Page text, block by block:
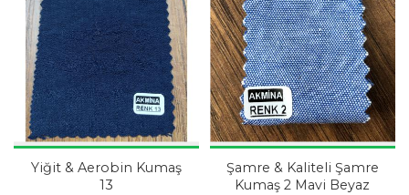
Yiğit & Aerobin Kumaş
13
Şamre & Kaliteli Şamre
Kumaş 2 Mavi Beyaz